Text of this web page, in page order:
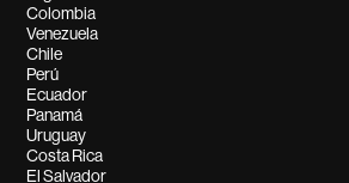
Colombia
Venezuela
Chile
Perú
Ecuador
Panamá
Uruguay
Costa Rica
El Salvador